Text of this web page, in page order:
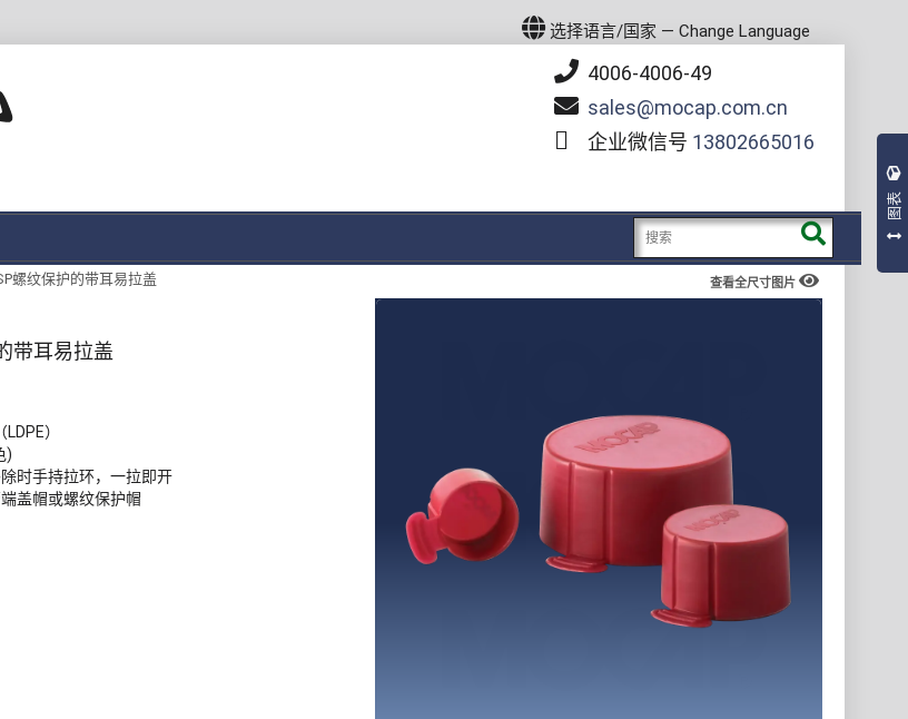
选择语言/国家 — Change Language
4006-4006-49
sales
mocap.com.cn
企业微信号 13802665016
螺纹保护的带耳易拉盖
带耳易拉盖
查看全尺寸图片
）
)
时手持拉环，一拉即开
盖帽或螺纹保护帽
图表